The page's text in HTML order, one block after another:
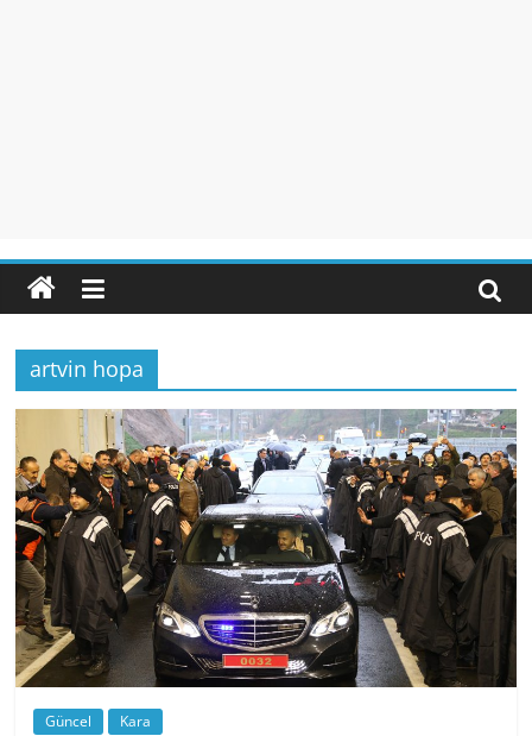
artvin hopa
Güncel Kara